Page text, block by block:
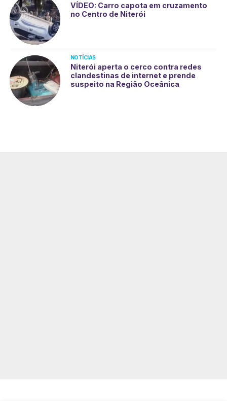
VÍDEO: Carro capota em cruzamento
no Centro de Niterói
NOTÍCIAS
Niterói aperta o cerco contra redes
clandestinas de internet e prende
suspeito na Região Oceânica